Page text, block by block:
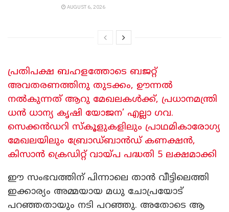
AUGUST 6, 2026
പ്രതിപക്ഷ ബഹളത്തോടെ ബജറ്റ്
അവതരണത്തിനു തുടക്കം, ഊന്നൽ
നൽകുന്നത് ആറു മേഖലകൾക്ക്, പ്രധാനമന്ത്രി
ധൻ ധാന്യ കൃഷി യോജന’ എല്ലാ ​ഗവ.
സെക്കൻഡറി സ്കൂളുകളിലും പ്രാഥമികാരോ​ഗ്യ
മേഖലയിലും ബ്രോഡ്ബാൻഡ് കണക്ഷൻ,
കിസാൻ ക്രെഡിറ്റ് വായ്പ പദ്ധതി 5 ലക്ഷമാക്കി
ഈ സംഭവത്തിന് പിന്നാലെ താൻ വീട്ടിലെത്തി
ഇക്കാര്യം അമ്മയായ മധു ചോപ്രയോട്
പറഞ്ഞതായും നടി പറഞ്ഞു. അതോടെ ആ